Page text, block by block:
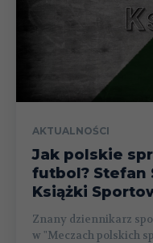
AKTUALNOŚCI
Jak polskie
futbol? Stefan
Książki
Znany dziennikarz
w "Meczach polskich